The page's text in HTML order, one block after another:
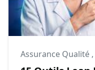
Assurance Qualité ,